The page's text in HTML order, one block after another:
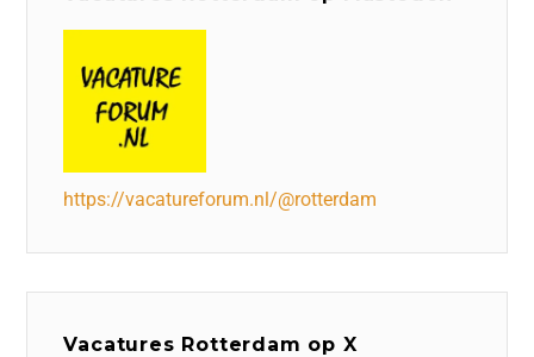
https://vacatureforum.nl/@rotterdam
Vacatures Rotterdam op X